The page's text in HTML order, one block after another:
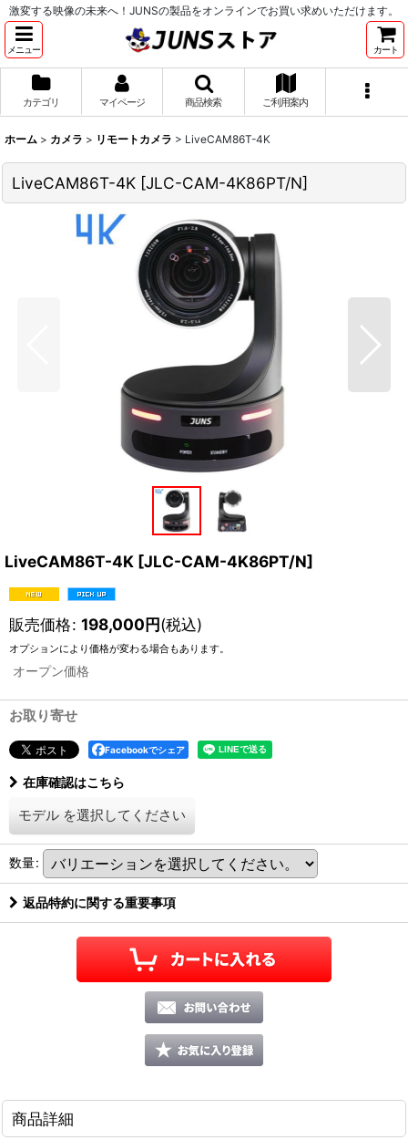
激変する映像の未来へ！JUNSの製品をオンラインでお買い求めいただけます。
メニュー カート
カテゴリ マイページ 商品検索 ご利用案内
ホーム > カメラ > リモートカメラ > LiveCAM86T-4K
LiveCAM86T-4K [JLC-CAM-4K86PT/N]
LiveCAM86T-4K [JLC-CAM-4K86PT/N]
販売価格: 198,000円(税込)
オプションにより価格が変わる場合もあります。
オープン価格
お取り寄せ
Facebookでシェア
在庫確認はこちら
モデル を選択してください
数量:
返品特約に関する重要事項
商品詳細